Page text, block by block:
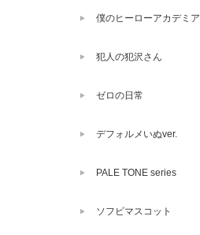
僕のヒーローアカデミア
犯人の犯沢さん
ゼロの日常
デフォルメいぬver.
PALE TONE series
ソフビマスコット